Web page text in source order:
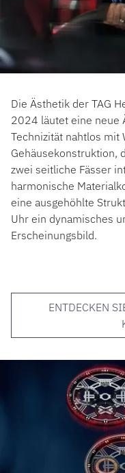
Die Ästhetik der TAG
2024 läutet eine neue
Technizität nahtlos mit
Gehäusekonstruktion,
zwei seitliche Fässer
harmonische
eine ausgehöhlte
Uhr ein dynamisches
Erscheinungsbild.
ENTDECKEN